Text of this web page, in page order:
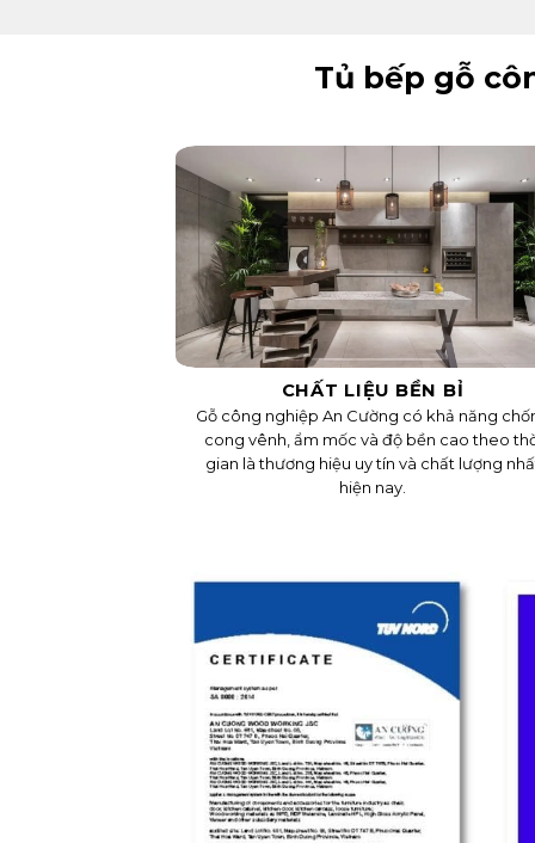
Tủ bếp gỗ
CHẤT LIỆU BỀN BỈ
Gỗ công nghiệp An Cường có khả năng
cong vênh, ẩm mốc và độ bền cao theo
gian là thương hiệu uy tín và chất lượng
hiện nay.